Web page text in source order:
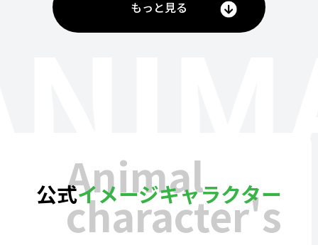
もっと見る
公式イメージキャラクター
Animal
character's